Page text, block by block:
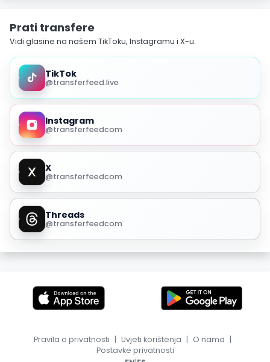
Prati transfere
Vidi glasine na našem TikToku, Instagramu i X-u.
TikTok
@transferfeed.live
Instagram
@transferfeedcom
X
@transferfeedcom
Threads
@transferfeedcom
Pravila o privatnosti | Uvjeti korištenja | O nama |
Postavke privatnosti